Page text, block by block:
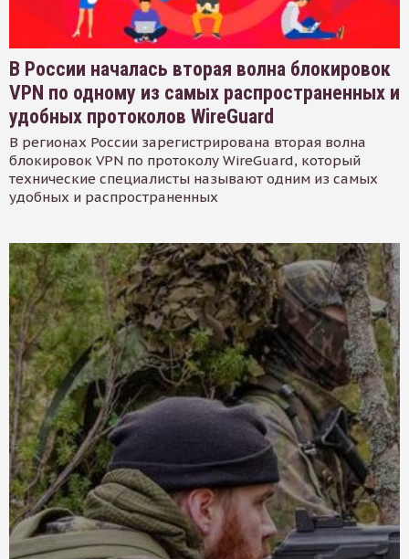
В России началась вторая волна блокировок
VPN по одному из самых распространенных и
удобных протоколов WireGuard
В регионах России зарегистрирована вторая волна
блокировок VPN по протоколу WireGuard, который
технические специалисты называют одним из самых
удобных и распространенных